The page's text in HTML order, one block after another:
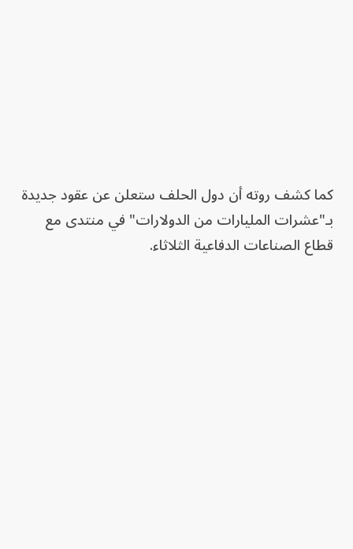
كما كشف روته أن دول الحلف ستعلن عن عقود جديدة
بـ"عشرات المليارات من الدولارات" في منتدى مع
قطاع الصناعات الدفاعية الثلاثاء.